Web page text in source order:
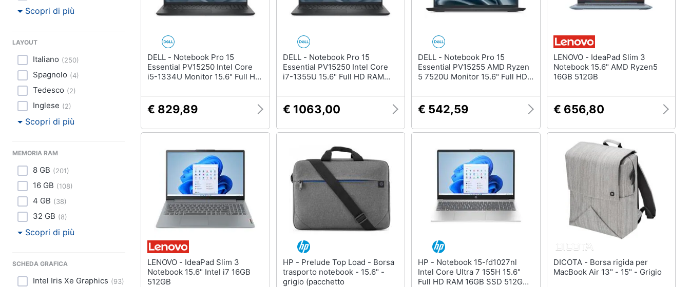
Scopri di più
LAYOUT
Italiano (250)
Spagnolo (4)
Tedesco (2)
Inglese (2)
Scopri di più
MEMORIA RAM
8 GB (201)
16 GB (108)
4 GB (38)
32 GB (8)
Scopri di più
SCHEDA GRAFICA
Intel Iris Xe Graphics (93)
DELL - Notebook Pro 15
Essential PV15250 Intel Core
i5-1334U Monitor 15.6" Full HD
€ 829,89
DELL - Notebook Pro 15
Essential PV15250 Intel Core
i7-1355U 15.6" Full HD RAM
€ 1063,00
DELL - Notebook Pro 15
Essential PV15255 AMD Ryzen
5 7520U Monitor 15.6" Full HD
€ 542,59
LENOVO - IdeaPad Slim 3
Notebook 15.6" AMD Ryzen5
16GB 512GB
€ 656,80
LENOVO - IdeaPad Slim 3
Notebook 15.6" Intel i7 16GB
512GB
HP - Prelude Top Load - Borsa
trasporto notebook - 15.6" -
grigio (pacchetto
HP - Notebook 15-fd1027nl
Intel Core Ultra 7 155H 15.6"
Full HD RAM 16GB SSD 512GB
DICOTA - Borsa rigida per
MacBook Air 13" - 15" - Grigio